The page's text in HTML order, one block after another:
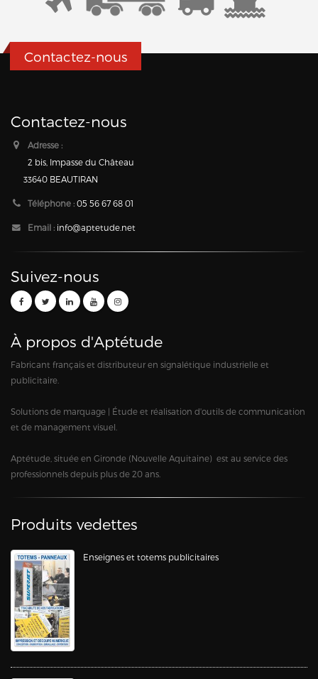
Contactez-nous
Contactez-nous
Adresse :
2 bis, Impasse du Château
33640 BEAUTIRAN
Téléphone : 05 56 67 68 01
Email : info@aptetude.net
Suivez-nous
À propos d'Aptétude
Fabricant français et distributeur en signalétique industrielle et
publicitaire.
Solutions de marquage | Étude et réalisation d'outils de communication
et de management visuel.
Aptétude, située en Gironde (Nouvelle Aquitaine) est au service des
professionnels depuis plus de 20 ans.
Produits vedettes
Enseignes et totems publicitaires